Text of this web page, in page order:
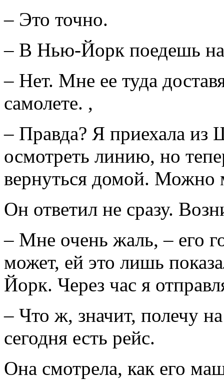
– Это точно.
– В Нью-Йорк поедешь
– Нет. Мне ее туда
самолете. ,
– Правда? Я приехала
осмотреть линию, но
вернуться домой. Можно
Он ответил не сразу.
– Мне очень жаль, – его
может, ей это лишь
Йорк. Через час я
– Что ж, значит, полечу
сегодня есть рейс.
Она смотрела, как его